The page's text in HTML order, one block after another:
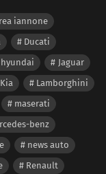
iannone
Ducati
hyundai
Jaguar
Kia
Lamborghini
maserati
benz
news auto
Renault